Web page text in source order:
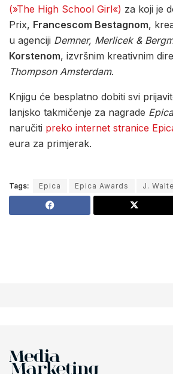
(»The High School Girl«) za koji je
Prix, Francescom Bestagnom,
u agenciji Demner, Merlicek &
Korstenom, izvršnim kreativnim
Thompson Amsterdam.
Knjigu će besplatno dobiti svi
lanjsko takmičenje za nagrade Epica
naručiti preko internet stranice
eura za primjerak.
Tags: Epica Epica Awards J.